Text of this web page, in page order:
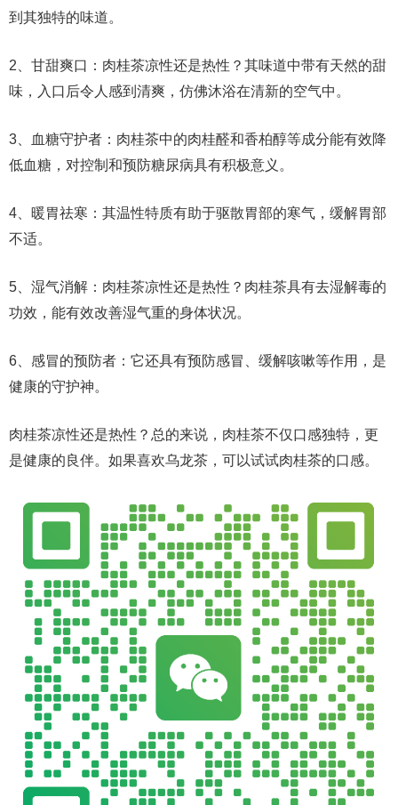
到其独特的味道。
2、甘甜爽口：肉桂茶凉性还是热性？其味道中带有天然的甜
味，入口后令人感到清爽，仿佛沐浴在清新的空气中。
3、血糖守护者：肉桂茶中的肉桂醛和香柏醇等成分能有效降
低血糖，对控制和预防糖尿病具有积极意义。
4、暖胃祛寒：其温性特质有助于驱散胃部的寒气，缓解胃部
不适。
5、湿气消解：肉桂茶凉性还是热性？肉桂茶具有去湿解毒的
功效，能有效改善湿气重的身体状况。
6、感冒的预防者：它还具有预防感冒、缓解咳嗽等作用，是
健康的守护神。
肉桂茶凉性还是热性？总的来说，肉桂茶不仅口感独特，更
是健康的良伴。如果喜欢乌龙茶，可以试试肉桂茶的口感。